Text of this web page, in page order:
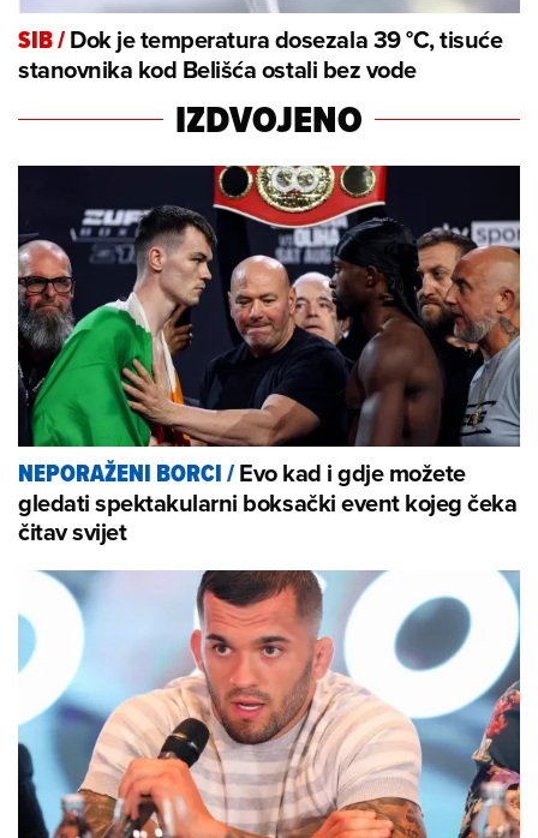
SIB/Dok je temperatura dosezala 39 °C, tisuće
stanovnika kod Belišća ostali bez vode
IZDVOJENO
NEPORAŽENI BORCI/Evo kad i gdje možete
gledati spektakularni boksački event kojeg čeka
čitav svijet